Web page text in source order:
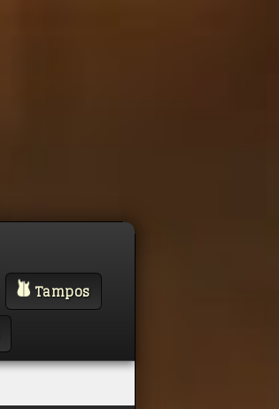
Tampos